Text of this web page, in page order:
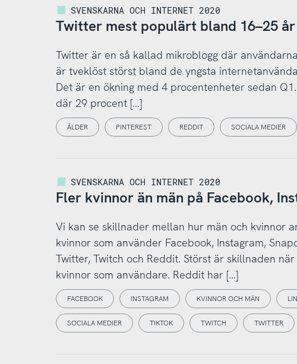
SVENSKARNA OCH INTERNET 2020
Twitter mest populärt bland 16–25 år
Twitter är en så kallad mikroblogg där
är tveklöst störst bland de yngsta
Det är en ökning med 4 procentenheter sedan
där 29 procent […]
ÅLDER PINTEREST REDDIT SOCIALA MEDIER
SVENSKARNA OCH INTERNET 2020
Fler kvinnor än män på Facebook,
Vi kan se skillnader mellan hur män och kvinnor
kvinnor som använder Facebook, Instagram,
Twitter, Twitch och Reddit. Störst är skillnaden
kvinnor som användare. Reddit har […]
FACEBOOK INSTAGRAM KVINNOR OCH MÄN
SOCIALA MEDIER TIKTOK TWITCH TWITTER